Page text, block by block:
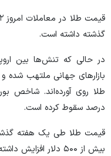
گذشته داشته است.
در حالی که تنش‌ها بین
بازار‌های جهانی ملتهب شده
درصد سقوط کرده است.
بیش از ۵۰۰ دلار افزایش داشته است.